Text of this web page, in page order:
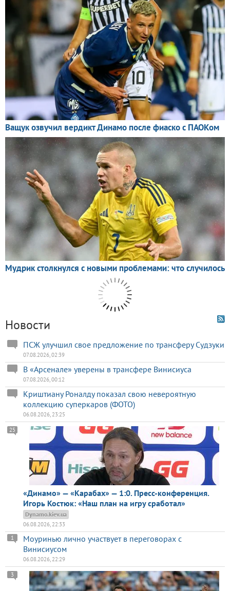
Новости
ПСЖ улучшил свое предложение по трансферу Судзуки
07.08.2026, 02:39
В «Арсенале» уверены в трансфере Винисиуса
07.08.2026, 00:12
Криштиану Роналду показал свою невероятную
коллекцию суперкаров (ФОТО)
06.08.2026, 23:25
«Динамо» — «Карабах» — 1:0. Пресс-конференция.
Игорь Костюк: «Наш план на игру сработал»
25
Dynamo.kiev.ua
06.08.2026, 22:33
Моуринью лично участвует в переговорах с
Винисиусом
1
06.08.2026, 22:29
3